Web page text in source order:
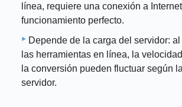
línea, requiere una conexión a
funcionamiento perfecto.
Depende de la carga del servidor:
las herramientas en línea, la
la conversión pueden fluctuar según
servidor.